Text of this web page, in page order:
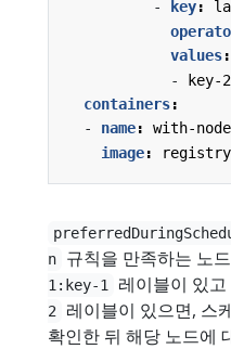
-
key:
values:
-
key-2
containers:
- name:
with-
image:
n
규칙을 만족하는 노
1:key-1
레이블이 있
2
레이블이 있으면, 스
확인한 뒤 해당 노드에